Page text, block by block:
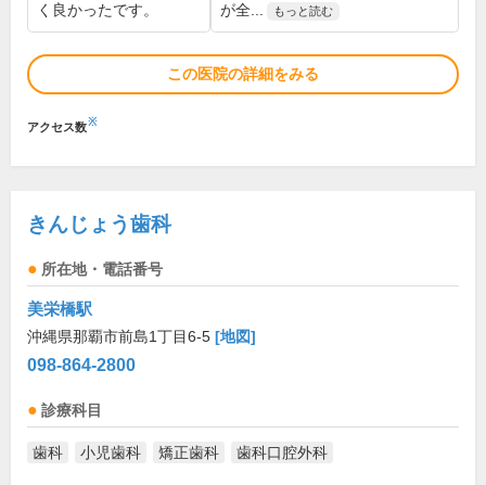
く良かったです。
が全...
もっと読む
この医院の詳細をみる
アクセス数※
きんじょう歯科
所在地・電話番号
美栄橋駅
沖縄県那覇市前島1丁目6-5 [地図]
098-864-2800
診療科目
歯科 小児歯科 矯正歯科 歯科口腔外科